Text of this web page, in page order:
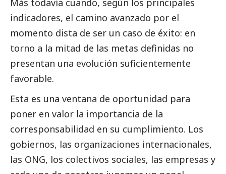
Más todavía cuando, según los principales
indicadores, el camino avanzado por el
momento dista de ser un caso de éxito: en
torno a la mitad de las metas definidas no
presentan una evolución suficientemente
favorable.
Esta es una ventana de oportunidad para
poner en valor la importancia de la
corresponsabilidad en su cumplimiento. Los
gobiernos, las organizaciones internacionales,
las ONG, los colectivos sociales, las empresas y